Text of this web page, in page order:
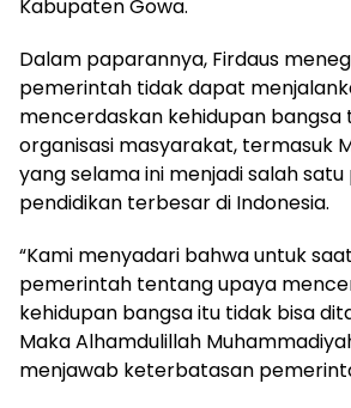
Kabupaten Gowa.
Dalam paparannya, Firdaus
pemerintah tidak dapat
mencerdaskan kehidupan bangsa
organisasi masyarakat, termasuk
yang selama ini menjadi salah
pendidikan terbesar di Indonesia.
“Kami menyadari bahwa untuk
pemerintah tentang upaya
kehidupan bangsa itu tidak bisa
Maka Alhamdulillah
menjawab keterbatasan